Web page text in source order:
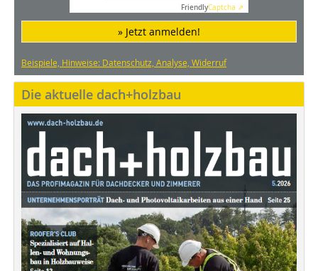
FriendlyCaptcha ⇗
» Jetzt anmelden!
Beispiele, Hinweise: Datenschutz, Analyse, Widerruf
Die aktuelle dach+holzbau